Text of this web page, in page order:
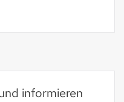
informieren